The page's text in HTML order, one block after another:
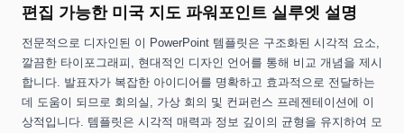
편집 가능한 미국 지도 파워포인트 실루엣 설명
전문적으로 디자인된 이 PowerPoint 템플릿은 구조화된 시각적 요소,
깔끔한 타이포그래피, 현대적인 디자인 언어를 통해 비교 개념을 제시
합니다. 발표자가 복잡한 아이디어를 명확하고 효과적으로 전달하는
데 도움이 되므로 회의실, 가상 회의 및 컨퍼런스 프레젠테이션에 이
상적입니다. 템플릿은 시각적 매력과 정보 깊이의 균형을 유지하여 모